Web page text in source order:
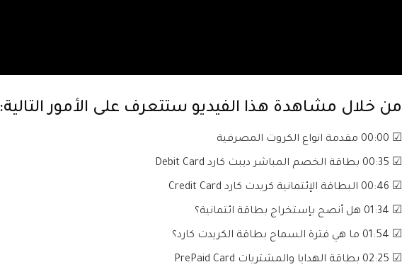
من خلال مشاهدة هذا الفيديو ستتعرف على الأمور التالية:
☑ 00:00 مقدمة انواع الكروت المصرفية
☑ 00:35 بطاقة الخصم المباشر ديبت كارد Debit Card
☑ 00:46 البطاقة الإئتمانية كريدت كارد Credit Card
☑ 01:34 هل أنصح بإستخراج بطاقة ائتمانية؟
☑ 01:54 ما هي فترة السماح بطاقة الكريدت كارد؟
☑ 02:25 بطاقة الهدايا والمشتريات PrePaid Card